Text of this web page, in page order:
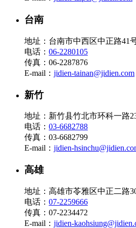
台南
地址：台南市中西区中正路41
电话： 06-2280105
传真：06-2287876
E-mail： jidien-tainan@jidien.com
新竹
地址：新竹县竹北市环科一路
电话： 03-6682788
传真：03-6682799
E-mail： jidien-
高雄
地址：高雄市苓雅区中正二路
电话： 07-2259666
传真：07-2234472
E-mail： jidien-